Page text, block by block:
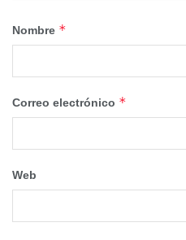
Nombre *
Correo electrónico *
Web